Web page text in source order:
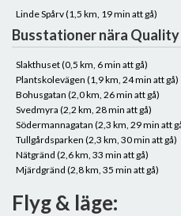
Linde Spårv (1,5 km, 19 min att gå)
Busstationer nära
Slakthuset (0,5 km, 6 min att gå)
Plantskolevägen (1,9 km, 24 min att gå)
Bohusgatan (2,0 km, 26 min att gå)
Svedmyra (2,2 km, 28 min att gå)
Södermannagatan (2,3 km, 29 min att
Tullgårdsparken (2,3 km, 30 min att gå)
Nätgränd (2,6 km, 33 min att gå)
Mjärdgränd (2,8 km, 35 min att gå)
Flyg & läge: